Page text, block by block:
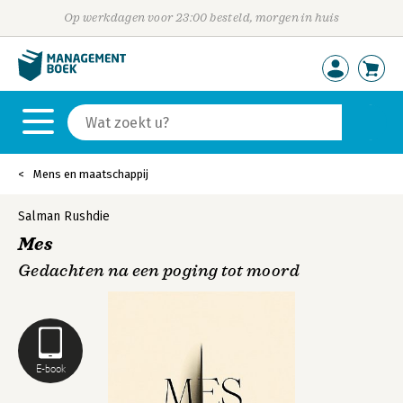
Op werkdagen voor 23:00 besteld, morgen in huis
Mens en maatschappij
E-book
Salman Rushdie
Mes
Gedachten na een poging tot moord